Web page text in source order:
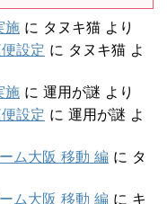
施 に タヌキ猫 より
設定 に タヌキ猫 よ
施 に 運用が謎 より
設定 に 運用が謎 よ
ム大阪 移動 編 に タ
ム大阪 移動 編 に キ